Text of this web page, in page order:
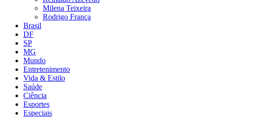
Milena Teixeira
Rodrigo França
Brasil
DF
SP
MG
Mundo
Entretenimento
Vida & Estilo
Saúde
Ciência
Esportes
Especiais